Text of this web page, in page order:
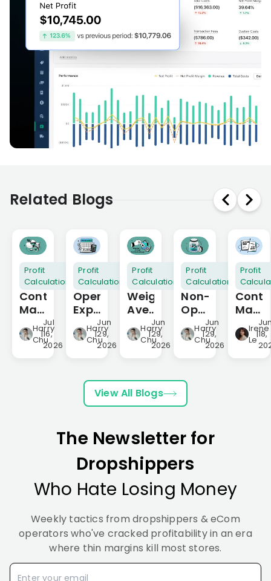
Related Blogs
Profit
Calculation
Contribution
Margin
101:
Definition,
Formula,
and
Harry
Chu
|
Jul
16,
2026
Profit
Calculation
Operating
Expenses:
Definition,
Real
Examples,
and
Ecommerce
Benchmarks
Harry
Chu
|
Jun
29,
2026
Profit
Calculation
Weighted
Average
Contribution
Margin
Ecommerce:
Formula
&
Strategy
Harry
Chu
|
Jun
29,
2026
Profit
Calculation
Non-
Operating
Expenses:
Definition,
Examples,
and
Impact
on
Ecommerce
Harry
Chu
|
Jun
29,
2026
Profit
vs.
Gross
Irene
Le|18,
View All Blogs
The Newsletter for
Dropshippers
Who Hate Losing Money
Weekly tactics from dropshippers & eCom
operators who've cracked profitability in an era
where thin margins kill most stores.